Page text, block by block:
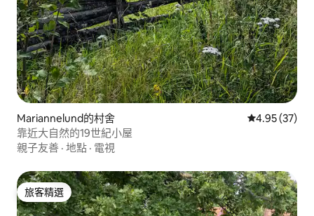
Mariannelund的村舍 從 37 則評價
4.95 (37)
靠近大自然的19世紀小屋
親子友善 · 地點 · 電視
旅客精選
旅客精選